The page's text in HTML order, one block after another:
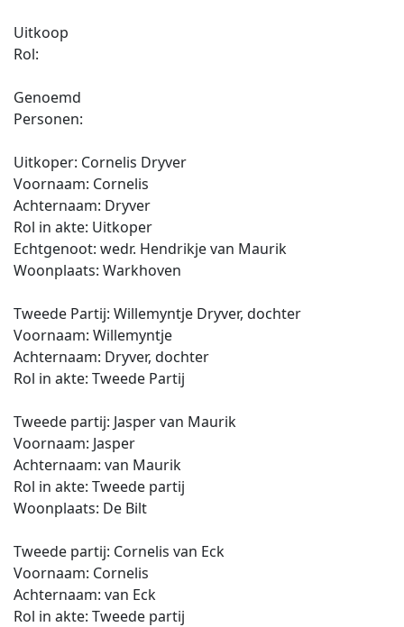
Uitkoop
Rol:
Genoemd
Personen:
Uitkoper: Cornelis Dryver
Voornaam: Cornelis
Achternaam: Dryver
Rol in akte: Uitkoper
Echtgenoot: wedr. Hendrikje van Maurik
Woonplaats: Warkhoven
Tweede Partij: Willemyntje Dryver, dochter
Voornaam: Willemyntje
Achternaam: Dryver, dochter
Rol in akte: Tweede Partij
Tweede partij: Jasper van Maurik
Voornaam: Jasper
Achternaam: van Maurik
Rol in akte: Tweede partij
Woonplaats: De Bilt
Tweede partij: Cornelis van Eck
Voornaam: Cornelis
Achternaam: van Eck
Rol in akte: Tweede partij